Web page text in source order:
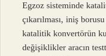
Egzoz sisteminde
çıkarılması, iniş
katalitik konvertörün
değişiklikler aracın